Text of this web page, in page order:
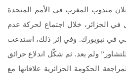
مندوب المغرب في الأمم المتحدة
في الجزائر، خلال اجتماع لحركة عدم
في نيويورك. وفي إثر ذلك، استدعت
ولم يعد. ثم شكّل اندلاع حرائق
الحكومة الجزائرية علاقاتها مع